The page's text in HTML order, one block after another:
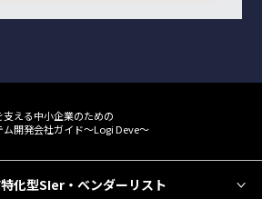
⽀える中⼩企業のための
ム開発会社ガイド〜Logi Deve〜
化型SIer・ベンダーリスト